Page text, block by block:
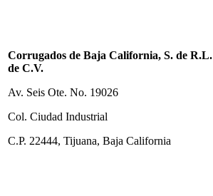
Corrugados de Baja California, S. de R.L.
de C.V.
Av. Seis Ote. No. 19026
Col. Ciudad Industrial
C.P. 22444, Tijuana, Baja California